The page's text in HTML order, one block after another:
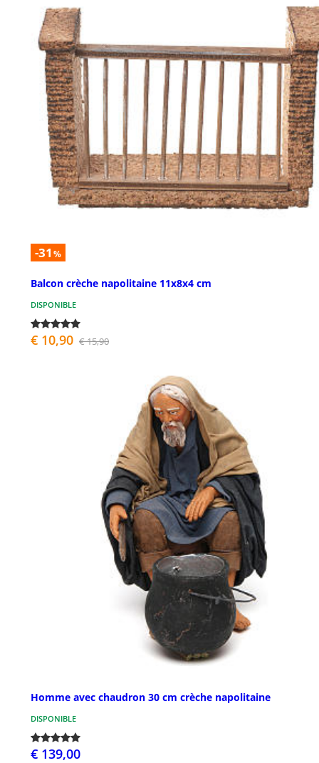
-31 %
Balcon crèche napolitaine 11x8x4 cm
DISPONIBLE
€ 10,90 € 15,90
Homme avec chaudron 30 cm crèche napolitaine
DISPONIBLE
€ 139,00